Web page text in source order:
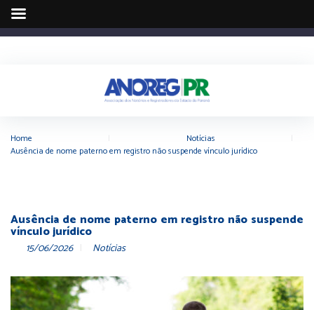
Home Notícias
Ausência de nome paterno em registro não suspende vínculo jurídico
Ausência de nome paterno em registro não suspende
vínculo jurídico
15/06/2026 Notícias